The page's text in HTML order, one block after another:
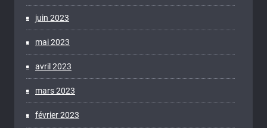
juin 2023
mai 2023
avril 2023
mars 2023
février 2023